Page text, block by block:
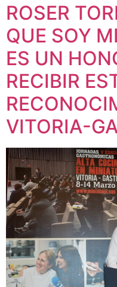
ROSER
QUE SOY
ES UN
RECIBIR
VITORIA-